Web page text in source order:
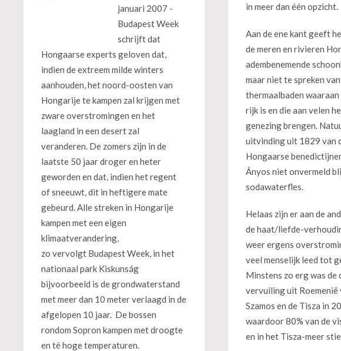
januari 2007 -
Budapest Week
schrijft dat
Hongaarse experts geloven dat,
indien de extreem milde winters
aanhouden, het noord-oosten van
Hongarije te kampen zal krijgen met
zware overstromingen en het
laagland in een desert zal
veranderen. De zomers zijn in de
laatste 50 jaar droger en heter
geworden en dat, indien het regent
of sneeuwt, dit in heftigere mate
gebeurd. Alle streken in Hongarije
kampen met een eigen
klimaatverandering,
zo vervolgt Budapest Week, in het
nationaal park Kiskunság
bijvoorbeeld is de grondwaterstand
met meer dan 10 meter verlaagd in de
afgelopen 10 jaar. De bossen
rondom Sopron kampen met droogte
en té hoge temperaturen.
in meer dan één opzicht.
Aan de ene kant geeft
de meren en rivieren
adembenemende
maar niet te spreken
thermaalbaden
rijk is en die aan velen
genezing brengen.
uitvinding uit 1829 van
Hongaarse
Ányos niet onvermeld
sodawaterfles.
Helaas zijn er aan de
de haat/liefde-
weer ergens
veel menselijk leed tot
Minstens zo erg was de
vervuiling uit Roemenië
Szamos en de Tisza in
waardoor 80% van de
en in het Tisza-meer